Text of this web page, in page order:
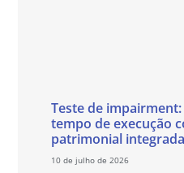
Teste de
tempo de execução
patrimonial integrada
10 de julho de 2026